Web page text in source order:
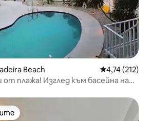
Beach Средна
4,74 (212)
от плажа! Изглед към басейна на
на гостите